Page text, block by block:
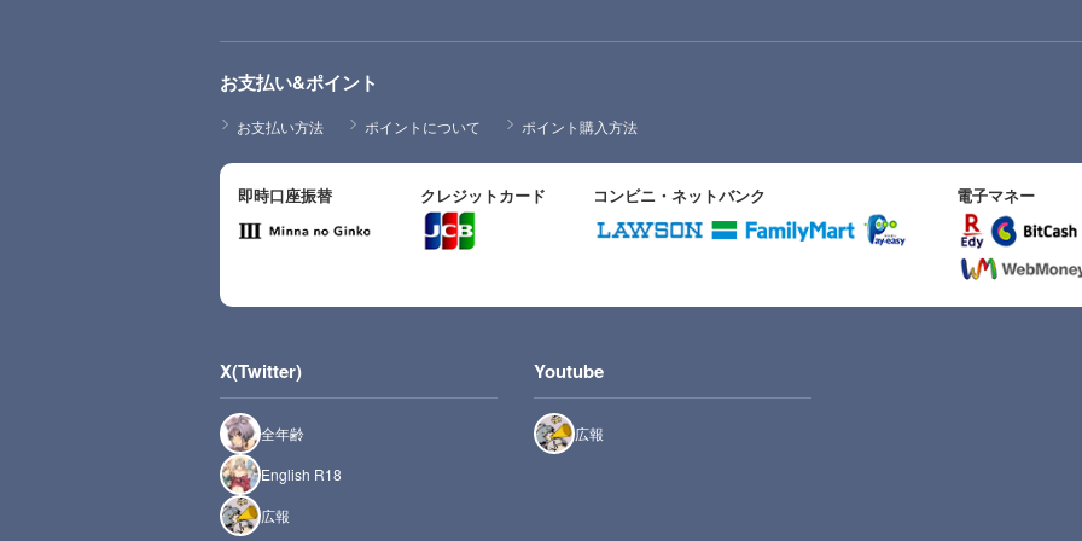
お支払い&ポイント
お支払い方法 ポイントについて ポイント購入方法
即時口座振替 クレジットカード コンビニ・ネットバンク 電子マネー
X(Twitter)
全年齢
English R18
広報
Youtube
広報